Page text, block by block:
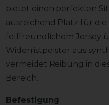
bietet einen perfekten
ausreichend Platz für
fellfreundlichem Jersey
Widerristpolster aus
vermeidet Reibung in
Bereich.
Befestigung